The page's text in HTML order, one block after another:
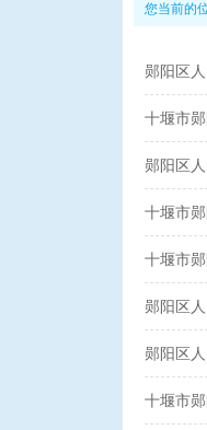
您当前的
郧阳区
十堰市
郧阳区
十堰市
十堰市
郧阳区
郧阳区
十堰市